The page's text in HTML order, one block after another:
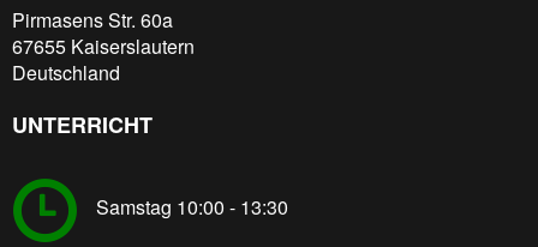
Pirmasens Str. 60a
67655 Kaiserslautern
Deutschland
UNTERRICHT
Samstag 10:00 - 13:30